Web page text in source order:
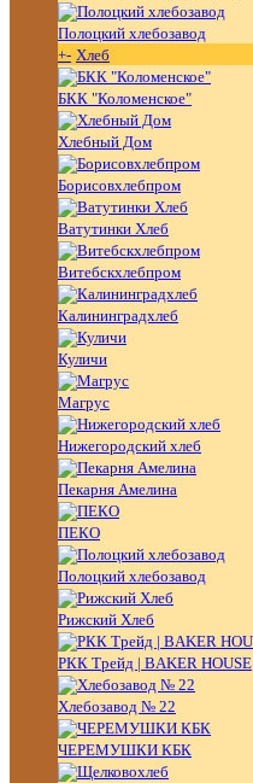
Полоцкий хлебозавод
+- Хлеб
БКК "Коломенское"
Хлебный Дом
Борисовхлебпром
Ватутинки Хлеб
Витебскхлебпром
Калининградхлеб
Куличи
Магрус
Нижегородский хлеб
Пекарня Амелина
ПЕКО
Полоцкий хлебозавод
Рижский Хлеб
РКК Трейд | BAKER HOUSE
Хлебозавод № 22
ЧЕРЕМУШКИ КБК